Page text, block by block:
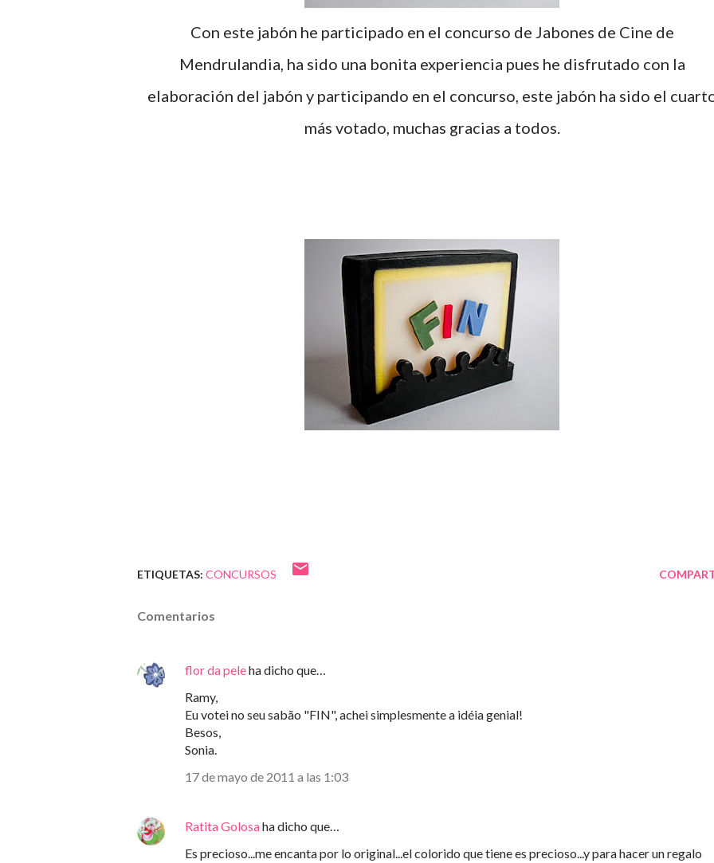
Con este jabón he participado en el concurso de Jabones de Cine de
Mendrulandia, ha sido una bonita experiencia pues he disfrutado con la
elaboración del jabón y participando en el concurso, este jabón ha sido el
más votado, muchas gracias a todos.
ETIQUETAS: CONCURSOS
Comentarios
flor da peleha dicho que…
Ramy,
Eu votei no seu sabão "FIN", achei simplesmente a idéia genial!
Besos,
Sonia.
17 de mayo de 2011 a las 1:03
Ratita Golosaha dicho que…
Es precioso...me encanta por lo original...el colorido que tiene es precioso...y para hacer un regalo